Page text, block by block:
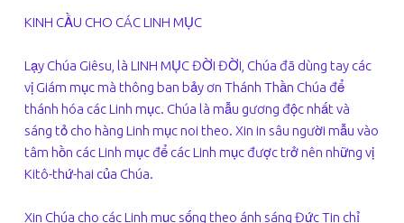
KINH CẦU CHO CÁC LINH MỤC
Lạy Chúa Giêsu, là LINH MỤC ĐỜI ĐỜI, Chúa đã dùng tay các
vị Giám mục mà thông ban bảy ơn Thánh Thần Chúa để
thánh hóa các Linh mục. Chúa là mẫu gương độc nhất và
sáng tỏ cho hàng Linh mục noi theo. Xin in sâu người mẫu vào
tâm hồn các Linh mục để các Linh mục được trở nên những vị
Kitô-thứ-hai của Chúa.
Xin Chúa cho các Linh mục sống theo ánh sáng Đức Tin chỉ